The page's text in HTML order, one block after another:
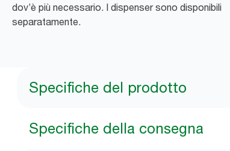
dov’è più necessario. I dispenser sono disponibili
separatamente.
Specifiche del prodotto
Specifiche della consegna